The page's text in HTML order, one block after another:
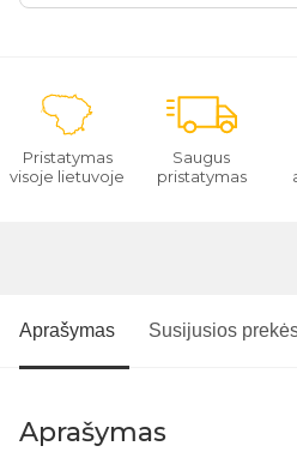
Pristatymas
visoje lietuvoje
Saugus
pristatymas
Aprašymas Susijusios
Aprašymas